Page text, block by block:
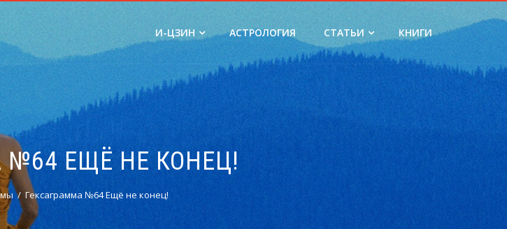
И-ЦЗИН АСТРОЛОГИЯ СТАТЬИ КНИГИ
№64 ЕЩЁ НЕ КОНЕЦ!
Гексаграмма №64 Ещё не конец!